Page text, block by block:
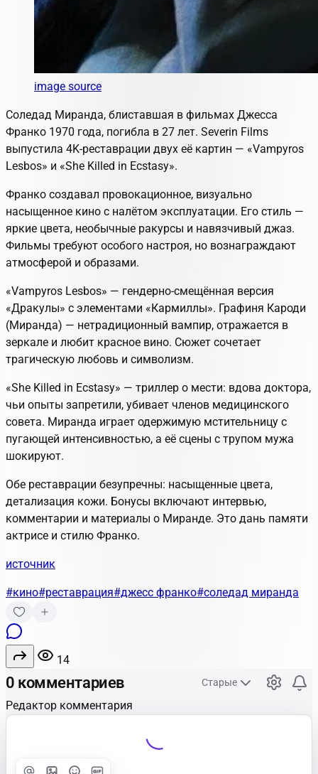
image source
Соледад Миранда, блиставшая в фильмах Джесса
Франко 1970 года, погибла в 27 лет. Severin Films
выпустила 4K-реставрации двух её картин — «Vampyros
Lesbos» и «She Killed in Ecstasy».
Франко создавал провокационное, визуально
насыщенное кино с налётом эксплуатации. Его стиль —
яркие цвета, необычные ракурсы и навязчивый джаз.
Фильмы требуют особого настроя, но вознаграждают
атмосферой и образами.
«Vampyros Lesbos» — гендерно-смещённая версия
«Дракулы» с элементами «Кармиллы». Графиня Кароди
(Миранда) — нетрадиционный вампир, отражается в
зеркале и любит красное вино. Сюжет сочетает
трагическую любовь и символизм.
«She Killed in Ecstasy» — триллер о мести: вдова доктора,
чьи опыты запретили, убивает членов медицинского
совета. Миранда играет одержимую мстительницу с
пугающей интенсивностью, а её сцены с трупом мужа
шокируют.
Обе реставрации безупречны: насыщенные цвета,
детализация кожи. Бонусы включают интервью,
комментарии и материалы о Миранде. Это дань памяти
актрисе и стилю Франко.
источник
#кино#реставрация#джесс франко#соледад миранда
14
0 комментариев Старые
Редактор комментария